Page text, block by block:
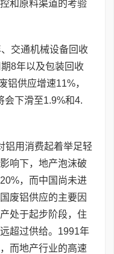
和原料渠道的考验
交通机械设备回收
8年以及包装回收
铝供应增速11%，
会下滑至1.9%和4.
铝用消费起着举足轻
响下，地产泡沫破
，而中国尚未进
废铝供应的主要因
处于起步阶段，住
超过供给。1991年
而地产行业的高速